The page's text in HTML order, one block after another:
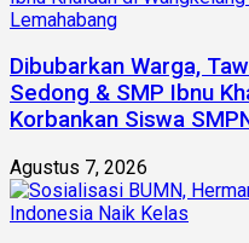
Dibubarkan Warga,
Sedong & SMP Ibnu
Korbankan Siswa
Agustus 7, 2026